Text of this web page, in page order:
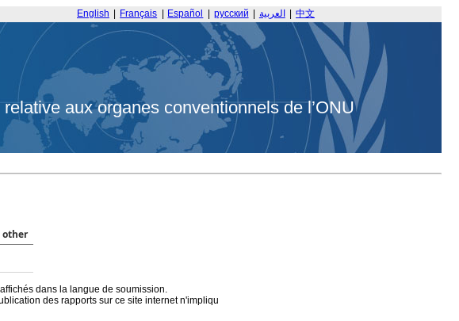
English Français Español русский العربية 中文
aux organes conventionnels de l’ONU
other
dans la langue de soumission.
des rapports sur ce site internet n'impliqu